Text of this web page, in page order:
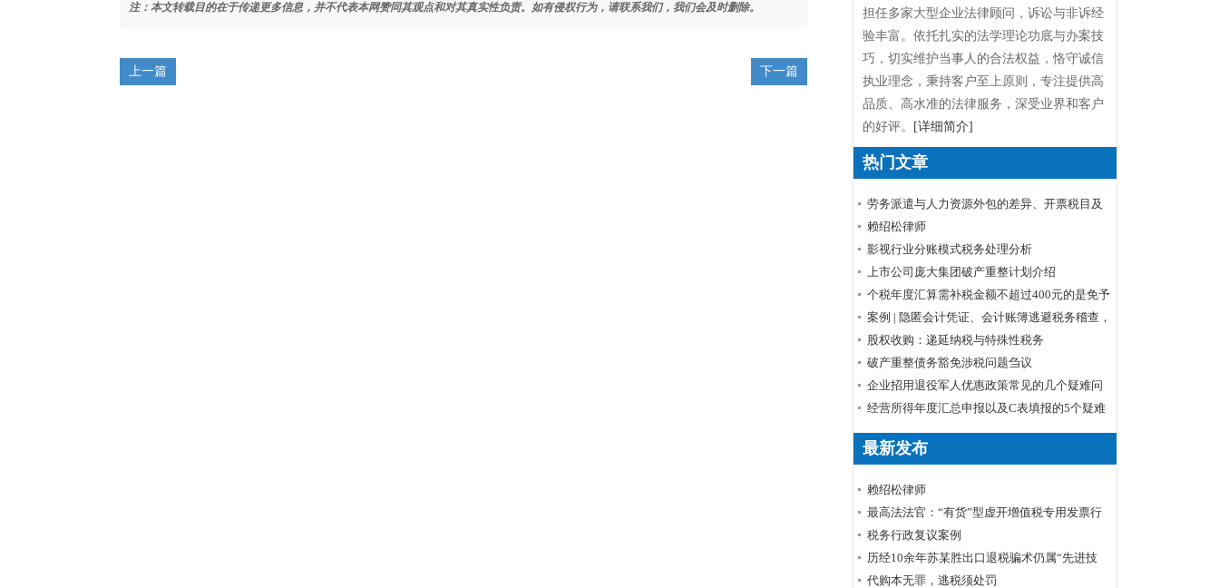
注：本文转载目的在于传递更多信息，并不代表本网赞同其观点和对其真实性负责。如有侵权行为，请联系我们，我们会及时删除。
上一篇 下一篇
担任多家大型企业法律顾问，诉讼与非诉经
验丰富。依托扎实的法学理论功底与办案技
巧，切实维护当事人的合法权益，恪守诚信
执业理念，秉持客户至上原则，专注提供高
品质、高水准的法律服务，深受业界和客户
的好评。
[详细简介]
热门文章
劳务派遣与人力资源外包的差异、开票税目及
税率
赖绍松律师
影视行业分账模式税务处理分析
上市公司庞大集团破产重整计划介绍
个税年度汇算需补税金额不超过400元的是免予
申报还是免予补缴
案例 | 隐匿会计凭证、会计账簿逃避税务稽查，
小心被判刑！
股权收购：递延纳税与特殊性税务
破产重整债务豁免涉税问题刍议
企业招用退役军人优惠政策常见的几个疑难问
题解答
经营所得年度汇总申报以及C表填报的5个疑难
问题
最新发布
赖绍松律师
最高法法官：“有货”型虚开增值税专用发票行
为定性
税务行政复议案例
历经10余年苏某胜出口退税骗术仍属“先进技
术”，福州国税稽查局相应的查骗方法仍非常管
代购本无罪，逃税须处罚